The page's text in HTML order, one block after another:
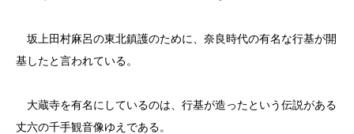
坂上田村麻呂の東北鎮護のために、奈良時代の有名な行基が開
基したと言われている。
大蔵寺を有名にしているのは、行基が造ったという伝説がある
丈六の千手観音像ゆえである。